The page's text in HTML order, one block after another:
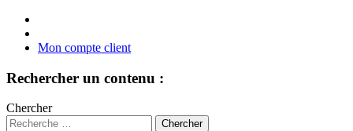
Mon compte client
Rechercher un contenu :
Chercher